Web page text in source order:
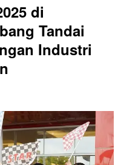
di
Tandai
Industri